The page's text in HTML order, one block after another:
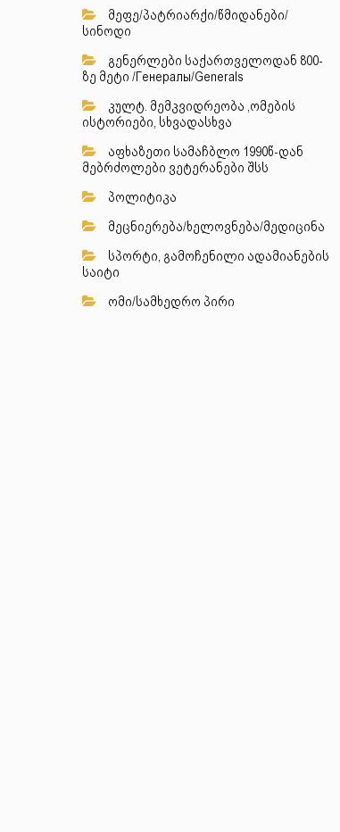
მეფე/პატრიარქი/წმიდანები/
სინოდი
გენერლები საქართველოდან 800-
ზე მეტი /Генералы/Generals
კულტ. მემკვიდრეობა ,ომების
ისტორიები, სხვადასხვა
აფხაზეთი სამაჩბლო 1990წ-დან
მებრძოლები ვეტერანები შსს
პოლიტიკა
მეცნიერება/ხელოვნება/მედიცინა
სპორტი, გამოჩენილი ადამიანების
საიტი
ომი/სამხედრო პირი